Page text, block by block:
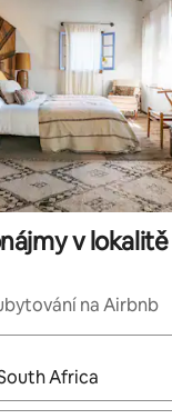
v
na Airbnb
k dispozici, můžeš si